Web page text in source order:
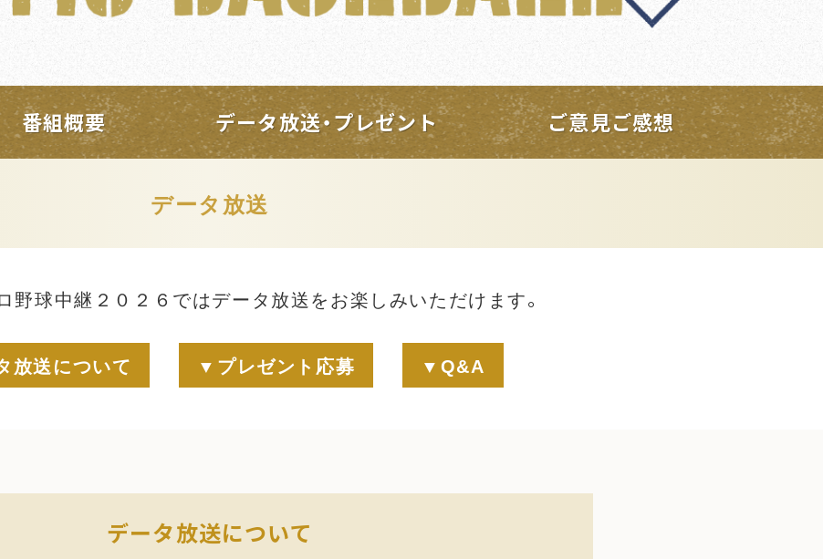
番組概要 データ放送・プレゼント ご意見ご感想
データ放送
野球中継２０２６ではデータ放送をお楽しみいただけます。
放送について ▼プレゼント応募 ▼Q&A
データ放送について